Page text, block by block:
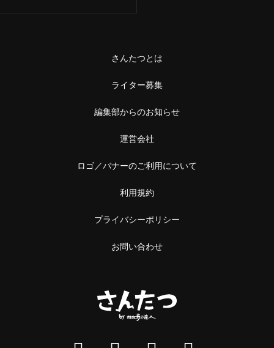
さんたつとは
ライター募集
編集部からのお知らせ
運営会社
ロゴ／バナーのご利用について
利用規約
プライバシーポリシー
お問い合わせ